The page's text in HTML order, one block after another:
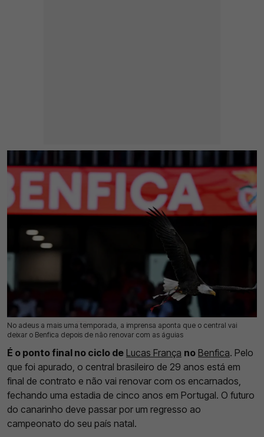
No adeus a mais uma temporada, a imprensa aponta que o central vai
deixar o Benfica depois de não renovar com as águias
09 Mai 2026 | 13:30 | 0
É o ponto final no ciclo de Lucas França no Benfica. Pelo
que foi apurado, o central brasileiro de 29 anos está em
final de contrato e não vai renovar com os encarnados,
fechando uma estadia de cinco anos em Portugal. O futuro
do canarinho deve passar por um regresso ao
campeonato do seu país natal.